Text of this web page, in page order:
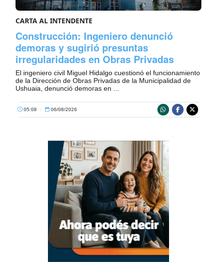
CARTA AL INTENDENTE
Construcción: Ingeniero denunció
demoras y sugirió presuntas
irregularidades en Obras Privadas
El ingeniero civil Miguel Hidalgo cuestionó el funcionamiento
de la Dirección de Obras Privadas de la Municipalidad de
Ushuaia, denunció demoras en ...
05:08 | 06/08/2026